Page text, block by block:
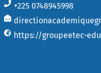
+225 0748945998
https://groupeetec-